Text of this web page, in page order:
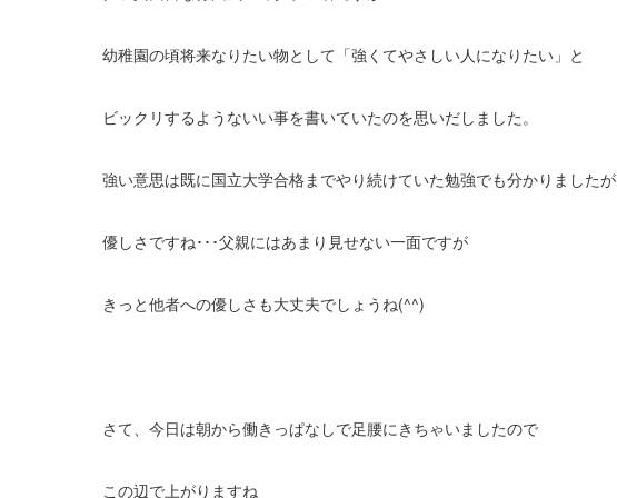
幼稚園の頃将来なりたい物として「強くてやさしい人になりたい」と
ビックリするようないい事を書いていたのを思いだしました。
強い意思は既に国立大学合格までやり続けていた勉強でも分かりましたが
優しさですね･･･父親にはあまり見せない一面ですが
きっと他者への優しさも大丈夫でしょうね(^^)
さて、今日は朝から働きっぱなしで足腰にきちゃいましたので
この辺で上がりますね